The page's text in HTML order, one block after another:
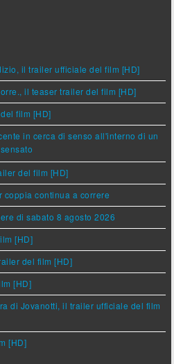
il trailer ufficiale del film [HD]
il teaser trailer del film [HD]
film [HD]
in cerca di senso all'interno di un
del film [HD]
coppia continua a correre
di sabato 8 agosto 2026
[HD]
del film [HD]
[HD]
di Jovanotti, il trailer ufficiale del film
[HD]